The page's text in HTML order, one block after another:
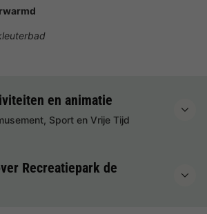
en animatie
Sport en Vrije Tijd
Recreatiepark de